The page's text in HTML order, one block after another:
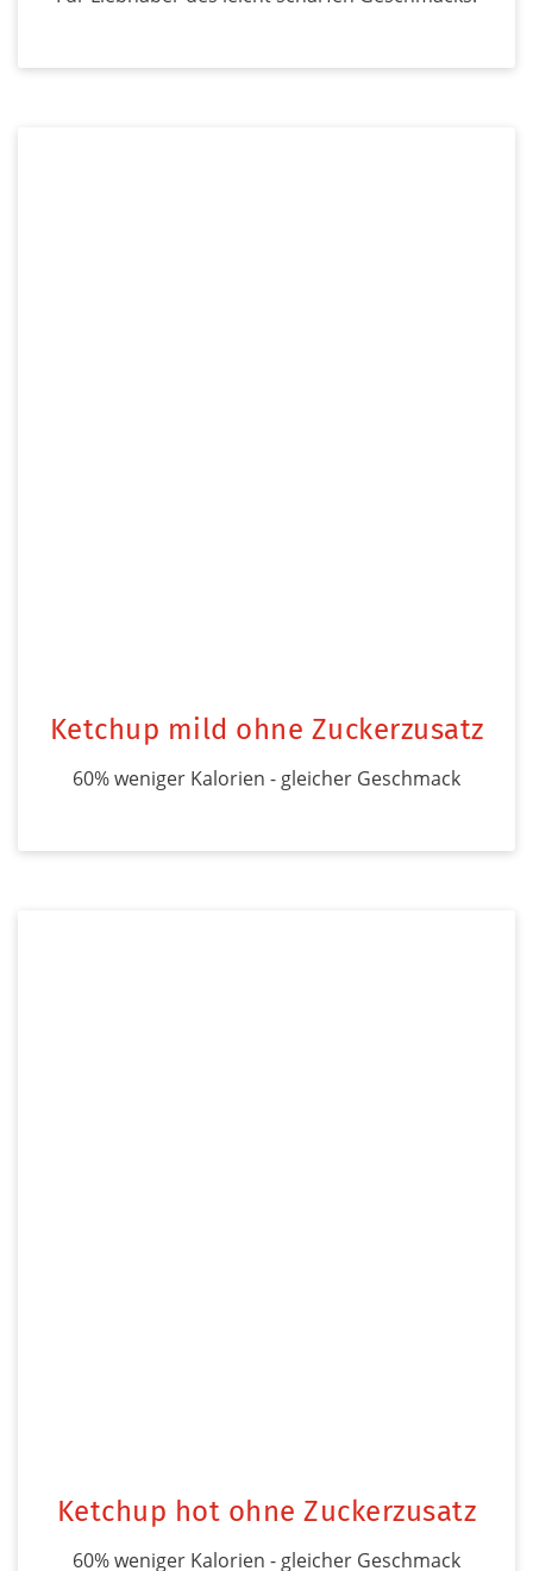
Ketchup mild ohne Zuckerzusatz
60% weniger Kalorien - gleicher Geschmack
Ketchup hot ohne Zuckerzusatz
60% weniger Kalorien - gleicher Geschmack